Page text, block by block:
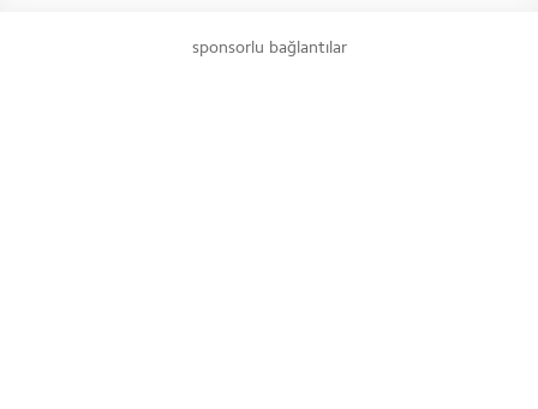
sponsorlu bağlantılar